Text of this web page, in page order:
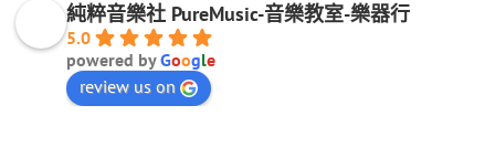
純粹音樂社 PureMusic-音樂教室-樂器行
5.0
powered byGoogle
review us on